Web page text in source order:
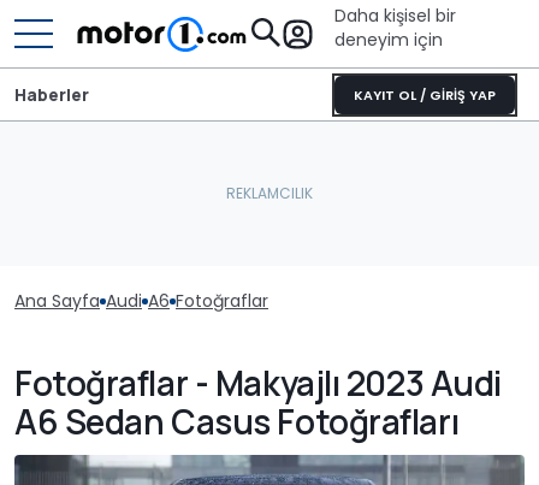
Daha kişisel bir
deneyim için
KAYIT OL / GİRİŞ YAP
Haberler
Ana Sayfa Audi A6 Fotoğraflar
Fotoğraflar - Makyajlı 2023 Audi
A6 Sedan Casus Fotoğrafları